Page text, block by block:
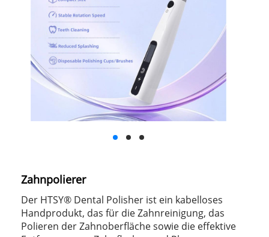
Zahnpolierer
Der HTSY® Dental Polisher ist ein kabelloses
Handprodukt, das für die Zahnreinigung, das
Polieren der Zahnoberfläche sowie die effektive